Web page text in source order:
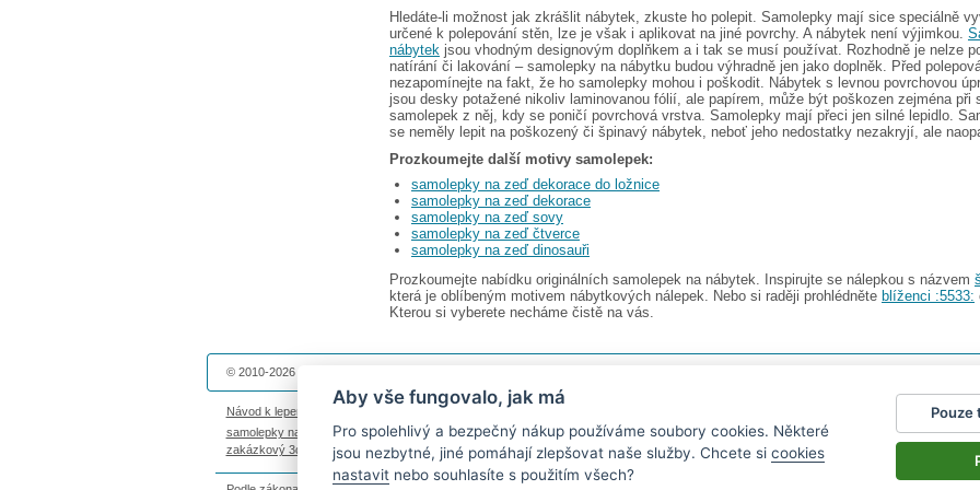
Hledáte-li možnost jak zkrášlit nábytek, zkuste ho polepit. Samolepky mají sice speciálně
určené k polepování stěn, lze je však i aplikovat na jiné povrchy. A nábytek není výjimkou.
nábytek jsou vhodným designovým doplňkem a i tak se musí používat. Rozhodně je nelze
natírání či lakování – samolepky na nábytku budou výhradně jen jako doplněk. Před
nezapomínejte na fakt, že ho samolepky mohou i poškodit. Nábytek s levnou povrchovou
jsou desky potažené nikoliv laminovanou fólií, ale papírem, může být poškozen zejména při
samolepek z něj, kdy se poničí povrchová vrstva. Samolepky mají přeci jen silné lepidlo.
se neměly lepit na poškozený či špinavý nábytek, neboť jeho nedostatky nezakryjí, ale
Prozkoumejte další motivy samolepek:
samolepky na zeď dekorace do ložnice
samolepky na zeď dekorace
samolepky na zeď sovy
samolepky na zeď čtverce
samolepky na zeď dinosauři
Prozkoumejte nabídku originálních samolepek na nábytek. Inspirujte se nálepkou s názvem
která je oblíbeným motivem nábytkových nálepek. Nebo si raději prohlédněte blíženci :5533:
Kterou si vyberete necháme čistě na vás.
© 2010-2026 Dekolepky.cz provozuje
Návod k lepení Životnost samolepek na zeď Magazín |
samolepky na auto
|fotomagnetky na lednici|fotokalendáře|kühlschrank fotomagnete|foto magnesy na lodówkę samolepky dieťa v aute|
zakázkový 3d tisk
hodinový manžel česká lípa|živicové nálepky
Aby vše fungovalo, jak má
Pro spolehlivý a bezpečný nákup používáme soubory cookies. Některé
jsou nezbytné, jiné pomáhají zlepšovat naše služby. Chcete si cookies
nastavit nebo souhlasíte s použitím všech?
Pouze